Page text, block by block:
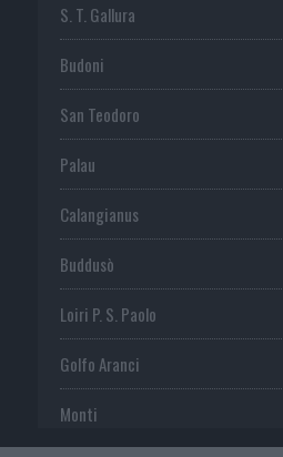
S. T. Gallura
Budoni
San Teodoro
Palau
Calangianus
Buddusò
Loiri P. S. Paolo
Golfo Aranci
Monti